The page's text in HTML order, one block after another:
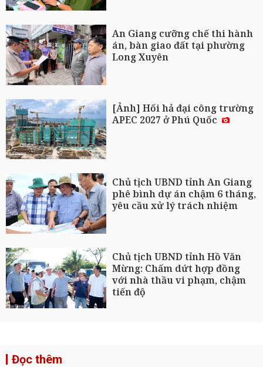
An Giang cưỡng chế thi hành
án, bàn giao đất tại phường
Long Xuyên
[Ảnh] Hối hả đại công trường
APEC 2027 ở Phú Quốc
Chủ tịch UBND tỉnh An Giang
phê bình dự án chậm 6 tháng,
yêu cầu xử lý trách nhiệm
Chủ tịch UBND tỉnh Hồ Văn
Mừng: Chấm dứt hợp đồng
với nhà thầu vi phạm, chậm
tiến độ
Đọc thêm